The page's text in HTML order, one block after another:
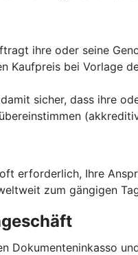
ihre oder seine
Kaufpreis bei Vorlage
sicher, dass ihre
erforderlich, Ihre
zum gängigen
Dokumenteninkasso